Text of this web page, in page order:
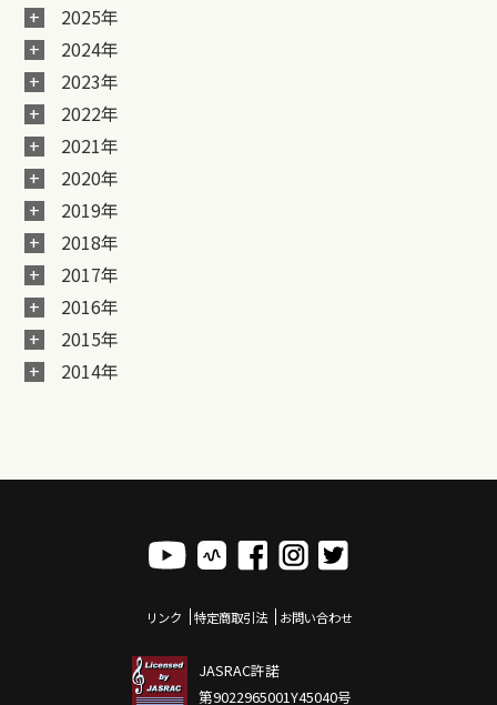
2025年
2024年
2023年
2022年
2021年
2020年
2019年
2018年
2017年
2016年
2015年
2014年
リンク 特定商取引法 お問い合わせ
JASRAC許諾
第9022965001Y45040号